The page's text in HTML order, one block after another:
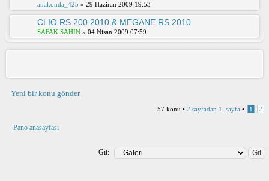
anakonda_425 » 29 Haziran 2009 19:53
CLIO RS 200 2010 & MEGANE RS 2010
SAFAK SAHIN » 04 Nisan 2009 07:59
Yeni bir konu gönder
57 konu • 2 sayfadan 1 . sayfa • 1 2
Pano anasayfası
Git: